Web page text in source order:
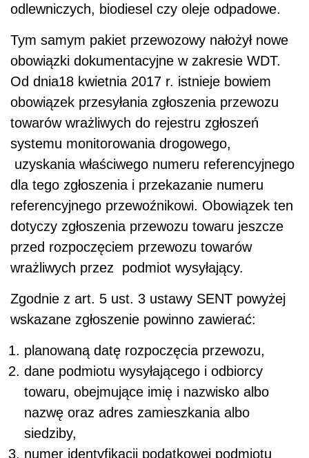
odlewniczych, biodiesel czy oleje odpadowe.
Tym samym pakiet przewozowy nałożył nowe
obowiązki dokumentacyjne w zakresie WDT.
Od dnia18 kwietnia 2017 r. istnieje bowiem
obowiązek przesyłania zgłoszenia przewozu
towarów wrażliwych do rejestru zgłoszeń
systemu monitorowania drogowego,
uzyskania właściwego numeru referencyjnego
dla tego zgłoszenia i przekazanie numeru
referencyjnego przewoźnikowi. Obowiązek ten
dotyczy zgłoszenia przewozu towaru jeszcze
przed rozpoczęciem przewozu towarów
wrażliwych przez podmiot wysyłający.
Zgodnie z art. 5 ust. 3 ustawy SENT powyżej
wskazane zgłoszenie powinno zawierać:
planowaną datę rozpoczęcia przewozu,
dane podmiotu wysyłającego i odbiorcy
towaru, obejmujące imię i nazwisko albo
nazwę oraz adres zamieszkania albo
siedziby,
numer identyfikacji podatkowej podmiotu